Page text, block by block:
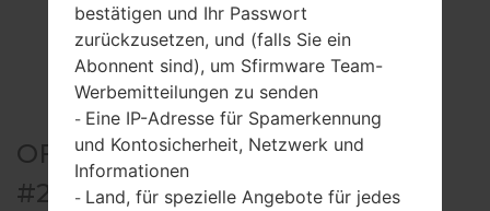
OFFIZIELLER FIRMWARE
#291839 FÜR SM-N986B -
bestätigen und Ihr Passwort
zurückzusetzen, und (falls Sie ein
Abonnent sind), um Sfirmware Team-
Werbemitteilungen zu senden
- Eine IP-Adresse für Spamerkennung
und Kontosicherheit, Netzwerk und
Informationen
- Land, für spezielle Angebote für jedes